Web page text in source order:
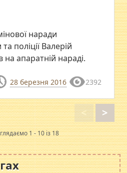
наради
поліції Валерій
на апаратній нараді.
28 березня 2016 2392
< >
1 - 10 із 18